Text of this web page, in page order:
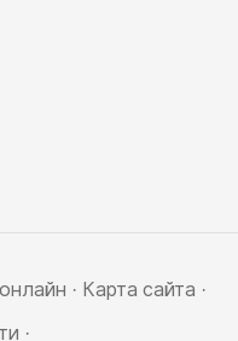
· Карта сайта ·
·